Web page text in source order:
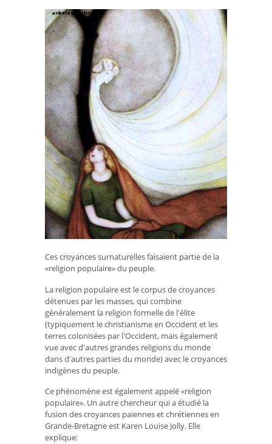
Ces croyances surnaturelles faisaient partie de la
«religion populaire» du peuple.
La religion populaire est le corpus de croyances
détenues par les masses, qui combine
généralement la religion formelle de l'élite
(typiquement le christianisme en Occident et les
terres colonisées par l'Occident, mais également
vue avec d'autres grandes religions du monde
dans d'autres parties du monde) avec le croyances
indigènes du peuple.
Ce phénomène est également appelé «religion
populaire». Un autre chercheur qui a étudié la
fusion des croyances païennes et chrétiennes en
Grande-Bretagne est Karen Louise Jolly. Elle
explique: